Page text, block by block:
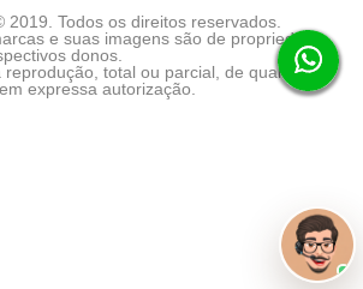
2019. Todos os direitos reservados.
e suas imagens são de propriedade
donos.
reprodução, total ou parcial, de qualquer
expressa autorização.